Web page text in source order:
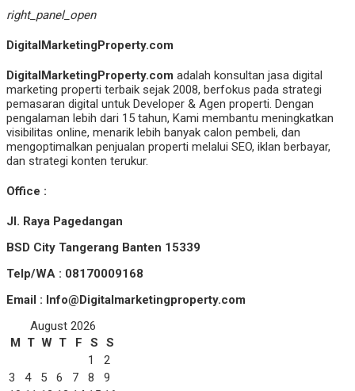
right_panel_open
DigitalMarketingProperty.com
DigitalMarketingProperty.com adalah konsultan jasa digital
marketing properti terbaik sejak 2008, berfokus pada strategi
pemasaran digital untuk Developer & Agen properti. Dengan
pengalaman lebih dari 15 tahun, Kami membantu meningkatkan
visibilitas online, menarik lebih banyak calon pembeli, dan
mengoptimalkan penjualan properti melalui SEO, iklan berbayar,
dan strategi konten terukur.
Office :
Jl. Raya Pagedangan
BSD City Tangerang Banten 15339
Telp/WA : 08170009168
Email : Info@Digitalmarketingproperty.com
August 2026
M T W T F S
S
1
2
3
4 5 6 7 8
9